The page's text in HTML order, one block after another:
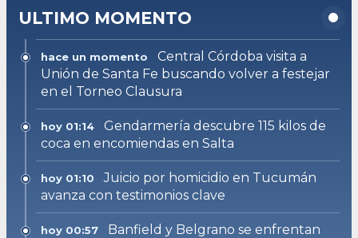
ULTIMO MOMENTO
hace un momento
Central Córdoba visita a
Unión de Santa Fe buscando volver a festejar
en el Torneo Clausura
hoy 01:14
Gendarmería descubre 115 kilos de
coca en encomiendas en Salta
hoy 01:10
Juicio por homicidio en Tucumán
avanza con testimonios clave
hoy 00:57
Banfield y Belgrano se enfrentan